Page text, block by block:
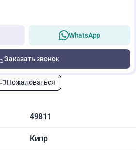
WhatsApp
Заказать звонок
Пожаловаться
49811
Кипр